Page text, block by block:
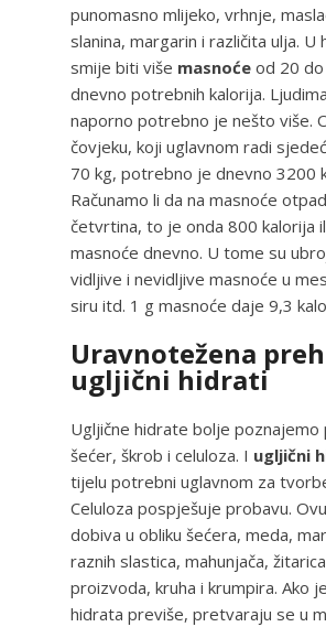
punomasno mlijeko, vrhnje,
slanina, margarin i različita ulja. U
smije biti više masnoće od 20
dnevno potrebnih kalorija.
naporno potrebno je nešto više.
čovjeku, koji uglavnom radi
70 kg, potrebno je dnevno 3200
Računamo li da na masnoće
četvrtina, to je onda 800 kalorija
masnoće dnevno. U tome su
vidljive i nevidljive masnoće u
siru itd. 1 g masnoće daje 9,3
Uravnotežena
ugljični hidrati
Ugljične hidrate bolje poznajemo
šećer, škrob i celuloza. I ugljični
tijelu potrebni uglavnom za
Celuloza pospješuje probavu.
dobiva u obliku šećera, meda,
raznih slastica, mahunjača,
proizvoda, kruha i krumpira. Ako
hidrata previše, pretvaraju se u